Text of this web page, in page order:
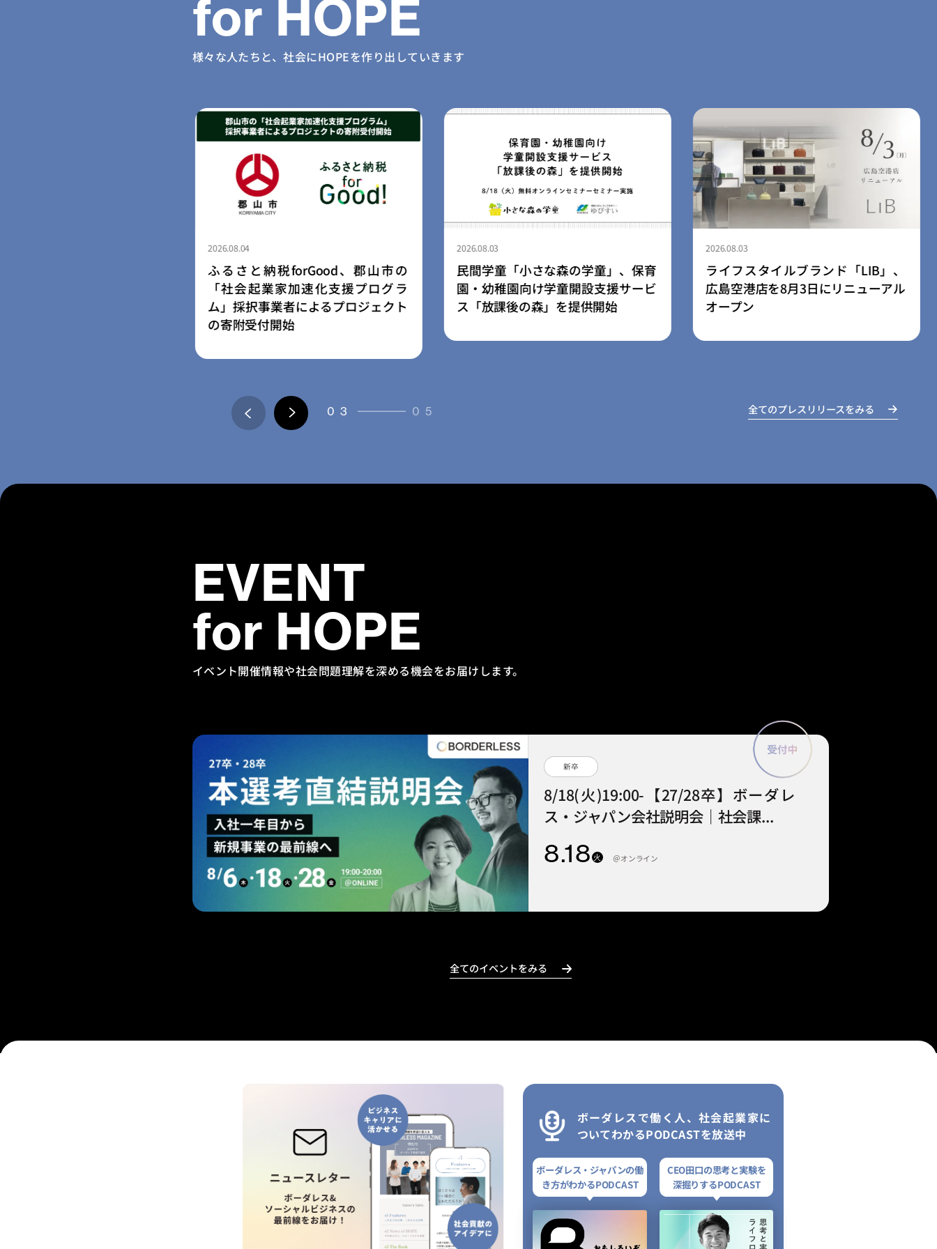
for HOPE
様々な人たちと、社会にHOPEを作り出していきます
2026.08.04
ふるさと納税forGood、郡山市の
「社会起業家加速化支援プログラ
ム」採択事業者によるプロジェクト
の寄附受付開始
2026.08.03
民間学童「小さな森の学童」、保育
園・幼稚園向け学童開設支援サービ
ス「放課後の森」を提供開始
2026.08.03
ライフスタイルブランド「LIB」、
広島空港店を8月3日にリニューアル
オープン
03 05 全てのプレスリリースをみる
EVENT
for HOPE
イベント開催情報や社会問題理解を深める機会をお届けします。
新卒
8/18(火)19:00-【27/28卒】ボーダレ
ス・ジャパン会社説明会｜社会課...
8.18 火 ＠オンライン
全てのイベントをみる
ボーダレスで働く人、社会起業家に
ついてわかるPODCASTを放送中
ボーダレス・ジャパンの働
き方がわかるPODCAST
CEO田口の思考と実験を
深掘りするPODCAST